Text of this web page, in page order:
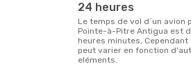
24 heures
Le temps de vol d´un avion pour le trajet
Pointe-à-Pitre Antigua est
heures minutes, Cependant
peut varier en fonction
eléments.